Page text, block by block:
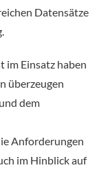
Datensätze
im Einsatz haben
überzeugen
und dem
Anforderungen
im Hinblick auf